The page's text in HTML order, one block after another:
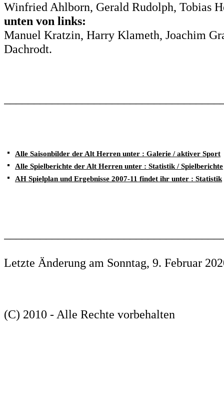
Winfried Ahlborn, Gerald Rudolph, Tobias
unten von links:
Manuel Kratzin, Harry Klameth, Joachim
Dachrodt.
Alle Saisonbilder der Alt Herren unter : Galerie / aktiver Sport
Alle Spielberichte der Alt Herren unter : Statistik / Spielberichte
AH Spielplan und Ergebnisse 2007-11 findet ihr unter : Statistik
Letzte Änderung am Sonntag, 9. Februar
(C) 2010 - Alle Rechte vorbehalten